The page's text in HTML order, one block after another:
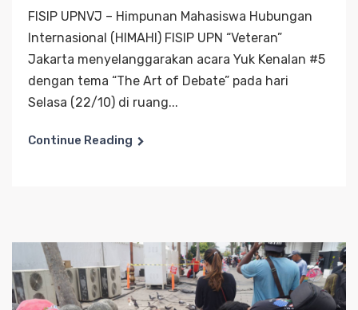
FISIP UPNVJ – Himpunan Mahasiswa Hubungan
Internasional (HIMAHI) FISIP UPN “Veteran”
Jakarta menyelanggarakan acara Yuk Kenalan #5
dengan tema “The Art of Debate” pada hari
Selasa (22/10) di ruang...
Continue Reading